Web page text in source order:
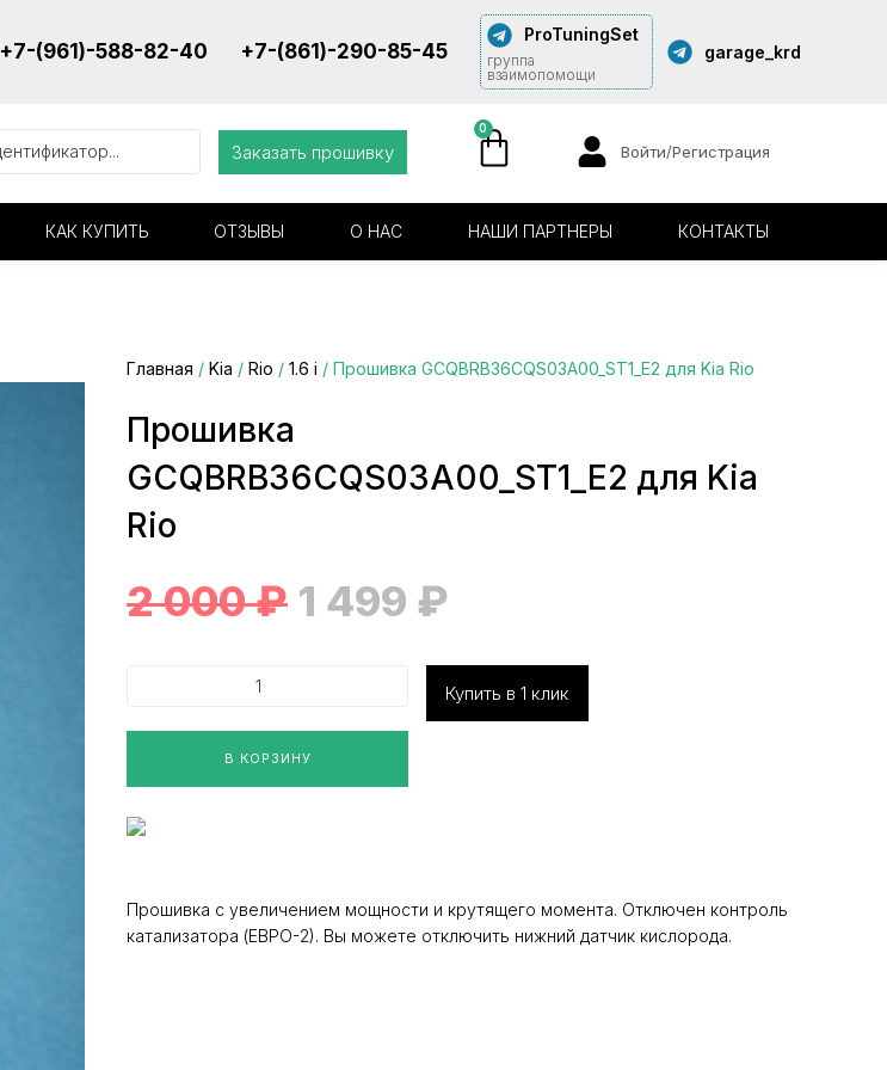
+7-(961)-588-82-40 +7-(861)-290-85-45
ProTuningSet
группа
взаимопомощи
garage_krd
Заказать прошивку
0
Войти/Регистрация
КАК КУПИТЬ ОТЗЫВЫ О НАС НАШИ ПАРТНЕРЫ КОНТАКТЫ
Главная / Kia / Rio / 1.6 i / Прошивка GCQBRB36CQS03A00_ST1_E2 для Kia Rio
Прошивка
GCQBRB36CQS03A00_ST1_E2 для Kia
Rio
2 000₽ 1 499 ₽
В КОРЗИНУ
Купить в 1 клик
Прошивка с увеличением мощности и крутящего момента. Отключен контроль
катализатора (ЕВРО-2). Вы можете отключить нижний датчик кислорода.